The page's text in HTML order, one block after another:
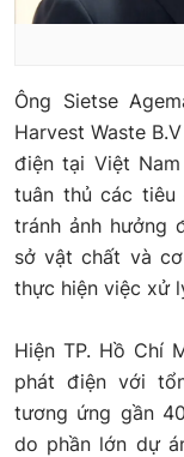
Ông Sietse
Harvest Waste
điện tại Việt
tuân thủ các tiêu
tránh ảnh hưởng
sở vật chất và
thực hiện việc xử
Hiện TP. Hồ Chí
phát điện với
tương ứng gần
do phần lớn dự